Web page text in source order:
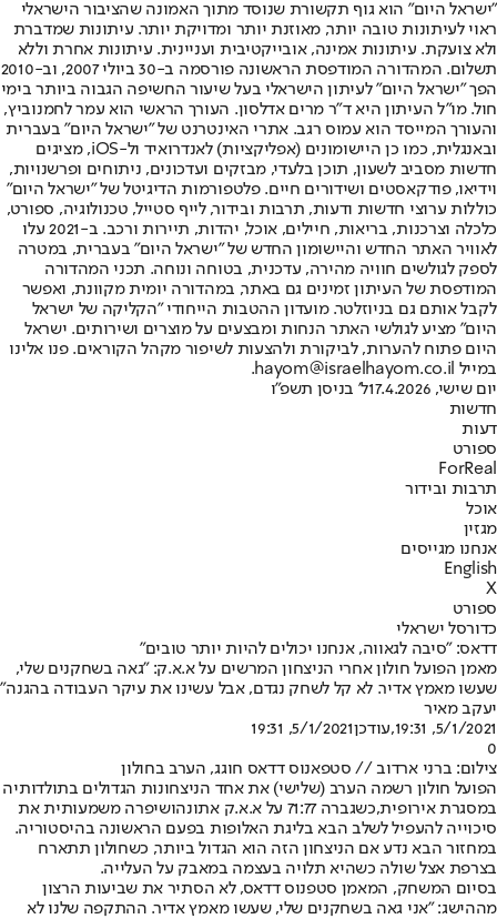
"ישראל היום" הוא גוף תקשורת שנוסד מתוך האמונה שהציבור הישראלי
ראוי לעיתונות טובה יותר, מאוזנת יותר ומדויקת יותר. עיתונות שמדברת
ולא צועקת. עיתונות אמינה, אובייקטיבית ועניינית. עיתונות אחרת וללא
תשלום. המהדורה המודפסת הראשונה פורסמה ב-30 ביולי 2007, וב-2010
הפך "ישראל היום" לעיתון הישראלי בעל שיעור החשיפה הגבוה ביותר בימי
חול. מו"ל העיתון היא ד"ר מרים אדלסון. העורך הראשי הוא עמר לחמנוביץ,
והעורך המייסד הוא עמוס רגב. אתרי האינטרנט של "ישראל היום" בעברית
ובאנגלית, כמו כן היישומונים (אפליקציות) לאנדרואיד ול-iOS, מציגים
חדשות מסביב לשעון, תוכן בלעדי, מבזקים ועדכונים, ניתוחים ופרשנויות,
וידיאו, פודקאסטים ושידורים חיים. פלטפורמות הדיגיטל של "ישראל היום"
כוללות ערוצי חדשות ודעות, תרבות ובידור, לייף סטייל, טכנולוגיה, ספורט,
כלכלה וצרכנות, בריאות, חיילים, אוכל, יהדות, תיירות ורכב. ב-2021 עלו
לאוויר האתר החדש והיישומון החדש של "ישראל היום" בעברית, במטרה
לספק לגולשים חוויה מהירה, עדכנית, בטוחה ונוחה. תכני המהדורה
המודפסת של העיתון זמינים גם באתר, במהדורה יומית מקוונת, ואפשר
לקבל אותם גם בניוזלטר. מועדון ההטבות הייחודי "הקליקה של ישראל
היום" מציע לגולשי האתר הנחות ומבצעים על מוצרים ושירותים. ישראל
היום פתוח להערות, לביקורת ולהצעות לשיפור מקהל הקוראים. פנו אלינו
במייל hayom@israelhayom.co.il.
יום שישי, 17.4.2026
ל' בניסן תשפ"ו
חדשות
דעות
ספורט
ForReal
תרבות ובידור
אוכל
מגזין
אנחנו מגייסים
English
X
ספורט
כדורסל ישראלי
דדאס: "סיבה לגאווה, אנחנו יכולים להיות יותר טובים"
מאמן הפועל חולון אחרי הניצחון המרשים על א.א.ק: "גאה בשחקנים שלי,
שעשו מאמץ אדיר. לא קל לשחק נגדם, אבל עשינו את עיקר העבודה בהגנה"
יעקב מאיר
5/1/2021, 19:31
,עודכן5/1/2021, 19:31
0
צילום: ברני ארדוב // סטפאנוס דדאס חוגג, הערב בחולון
הפועל חולון רשמה הערב (שלישי) את אחד הניצחונות הגדולים בתולדותיה
במסגרת אירופית,כשגברה 71:77 על א.א.ק אתונה
ושיפרה משמעותית את
סיכוייה להעפיל לשלב הבא בליגת האלופות בפעם הראשונה בהיסטוריה.
במחזור הבא נדע אם הניצחון הזה הוא הגדול ביותר, כשחולון תתארח
בצרפת אצל שולה כשהיא תלויה בעצמה במאבק על העלייה.
בסיום המשחק, המאמן סטפנוס דדאס, לא הסתיר את שביעות הרצון
מההישג: "אני גאה בשחקנים שלי, שעשו מאמץ אדיר. ההתקפה שלנו לא